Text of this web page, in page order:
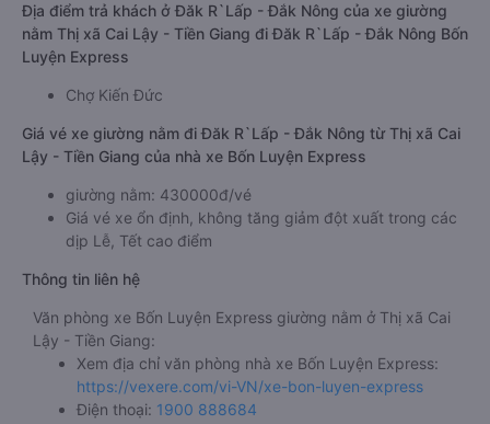
Địa điểm trả khách ở Đăk R`Lấp - Đắk Nông của xe giường
nằm Thị xã Cai Lậy - Tiền Giang đi Đăk R`Lấp - Đắk Nông Bốn
Luyện Express
Chợ Kiến Đức
Giá vé xe giường nằm đi Đăk R`Lấp - Đắk Nông từ Thị xã Cai
Lậy - Tiền Giang của nhà xe Bốn Luyện Express
giường nằm: 430000đ/vé
Giá vé xe ổn định, không tăng giảm đột xuất trong các
dịp Lễ, Tết cao điểm
Thông tin liên hệ
Văn phòng xe Bốn Luyện Express giường nằm ở Thị xã Cai
Lậy - Tiền Giang:
Xem địa chỉ văn phòng nhà xe Bốn Luyện Express:
https://vexere.com/vi-VN/xe-bon-luyen-express
Điện thoại: 1900 888684